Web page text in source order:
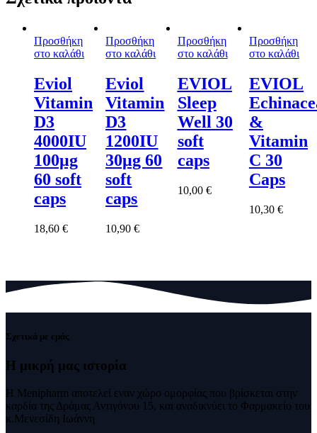
Προσθήκη
στο καλάθι
Eviol
Vitamin
D3
4000IU
100μg
60 soft
caps
18,60 €
Προσθήκη
στο καλάθι
Eviol
Vitamin
D3
1200IU
30μg 60
soft
caps
10,90€
Προσθήκη
στο καλάθι
EVIOL
Sleep
Well 30
soft
caps
10,00 €
Προσθήκη
στο καλάθι
EVIOL
&
Vitamin
C 30
Caps
10,30 €
Σχετικά με εμάς
Η μικρή μας ιστορία
Η Menipharm αποτελεί εναν χώρο ομορφίας που βρίσκεται στην
καρδία της Δράμας Αντιγόνου 15, και αναδικνύει το Φαρμακείο του
κ.Μενεσίδη Ιωάννη